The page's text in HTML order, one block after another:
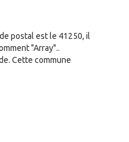
postal est le 41250, il
"Array"..
Cette commune